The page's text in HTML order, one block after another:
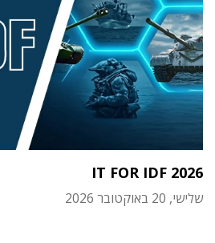
IT FOR IDF 2026
שלישי, 20 באוקטובר 2026